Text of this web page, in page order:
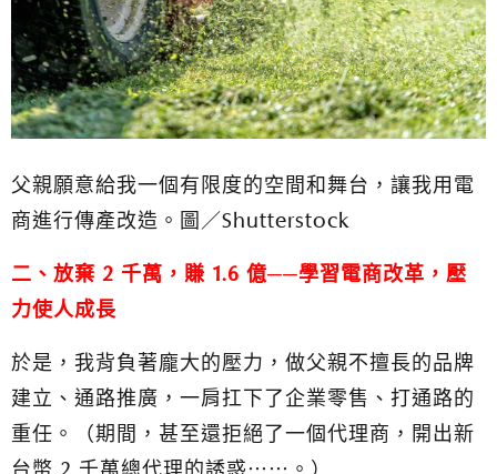
父親願意給我一個有限度的空間和舞台，讓我用電
商進行傳產改造。圖／Shutterstock
二、放棄 2 千萬，賺 1.6 億──學習電商改革，壓
力使人成長
於是，我背負著龐大的壓力，做父親不擅長的品牌
建立、通路推廣，一肩扛下了企業零售、打通路的
重任。（期間，甚至還拒絕了一個代理商，開出新